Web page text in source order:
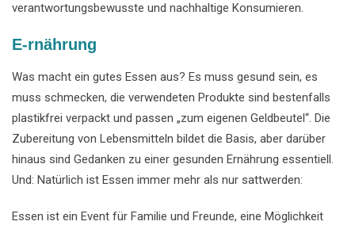
verantwortungsbewusste und nachhaltige Konsumieren.
E-rnährung
Was macht ein gutes Essen aus? Es muss gesund sein, es
muss schmecken, die verwendeten Produkte sind bestenfalls
plastikfrei verpackt und passen „zum eigenen Geldbeutel“. Die
Zubereitung von Lebensmitteln bildet die Basis, aber darüber
hinaus sind Gedanken zu einer gesunden Ernährung essentiell.
Und: Natürlich ist Essen immer mehr als nur sattwerden:
Essen ist ein Event für Familie und Freunde, eine Möglichkeit